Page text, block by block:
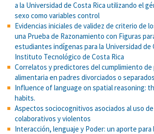
a la Universidad de Costa Rica utilizando el
sexo como variables control
Evidencias iniciales de validez de criterio de
una Prueba de Razonamiento con Figuras
estudiantes indígenas para la Universidad de
Instituto Tecnológico de Costa Rica
Correlatos y predictores del cumplimiento de
alimentaria en padres divorciados o separados
Influence of language on spatial reasoning:
habits.
Aspectos sociocognitivos asociados al uso
colaborativos y violentos
Interacción, lenguaje y Poder: un aporte para